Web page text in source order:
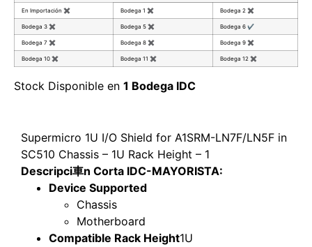
En Importación ✖ Bodega 1 ✖ Bodega 2 ✖
Bodega 3 ✖ Bodega 5 ✖ Bodega 6 ✔
Bodega 7 ✖ Bodega 8 ✖ Bodega 9 ✖
Bodega 10 ✖ Bodega 11 ✖ Bodega 12 ✖
Stock Disponible en 1 Bodega IDC
Supermicro 1U I/O Shield for A1SRM-LN7F/LN5F in
SC510 Chassis – 1U Rack Height – 1
Descripci車n Corta IDC-MAYORISTA:
Device Supported
Chassis
Motherboard
Compatible Rack Height1U